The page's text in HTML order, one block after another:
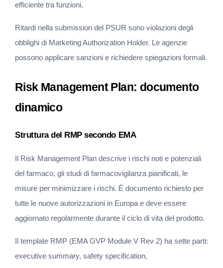
efficiente tra funzioni.
Ritardi nella submission del PSUR sono violazioni degli
obblighi di Marketing Authorization Holder. Le agenzie
possono applicare sanzioni e richiedere spiegazioni formali.
Risk Management Plan: documento
dinamico
Struttura del RMP secondo EMA
Il Risk Management Plan descrive i rischi noti e potenziali
del farmaco, gli studi di farmacovigilanza pianificati, le
misure per minimizzare i rischi. È documento richiesto per
tutte le nuove autorizzazioni in Europa e deve essere
aggiornato regolarmente durante il ciclo di vita del prodotto.
Il template RMP (EMA GVP Module V Rev 2) ha sette parti:
executive summary, safety specification,